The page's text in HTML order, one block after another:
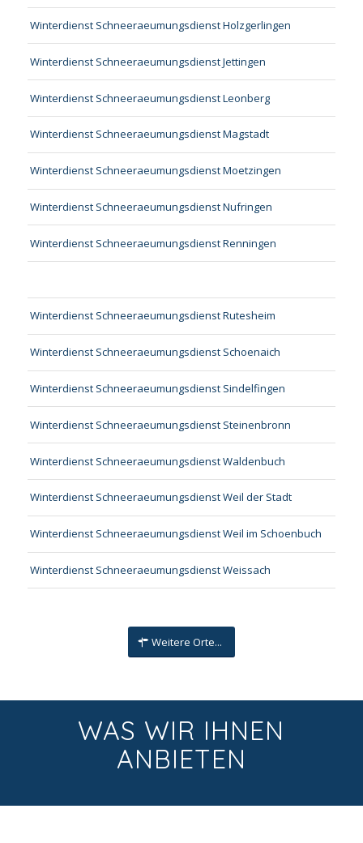
Winterdienst Schneeraeumungsdienst Holzgerlingen
Winterdienst Schneeraeumungsdienst Jettingen
Winterdienst Schneeraeumungsdienst Leonberg
Winterdienst Schneeraeumungsdienst Magstadt
Winterdienst Schneeraeumungsdienst Moetzingen
Winterdienst Schneeraeumungsdienst Nufringen
Winterdienst Schneeraeumungsdienst Renningen
Winterdienst Schneeraeumungsdienst Rutesheim
Winterdienst Schneeraeumungsdienst Schoenaich
Winterdienst Schneeraeumungsdienst Sindelfingen
Winterdienst Schneeraeumungsdienst Steinenbronn
Winterdienst Schneeraeumungsdienst Waldenbuch
Winterdienst Schneeraeumungsdienst Weil der Stadt
Winterdienst Schneeraeumungsdienst Weil im Schoenbuch
Winterdienst Schneeraeumungsdienst Weissach
Weitere Orte...
WAS WIR IHNEN
ANBIETEN